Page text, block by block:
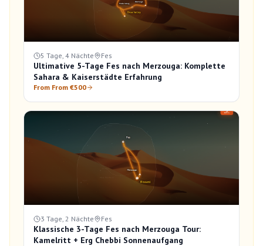
5 Tage, 4 Nächte Fes
Ultimative 5-Tage Fes nach Merzouga: Komplette
Sahara & Kaiserstädte Erfahrung
From From €500
3 Tage, 2 Nächte Fes
Klassische 3-Tage Fes nach Merzouga Tour:
Kamelritt + Erg Chebbi Sonnenaufgang